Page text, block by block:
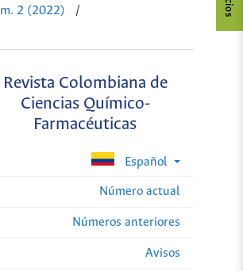
2 (2022)
/
Revista Colombiana de
Ciencias Químico-
Farmacéuticas
Español
Número actual
Números anteriores
Avisos